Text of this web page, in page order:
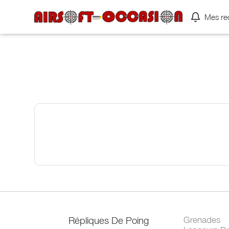
Mes
Répliques De Poing
Grenades